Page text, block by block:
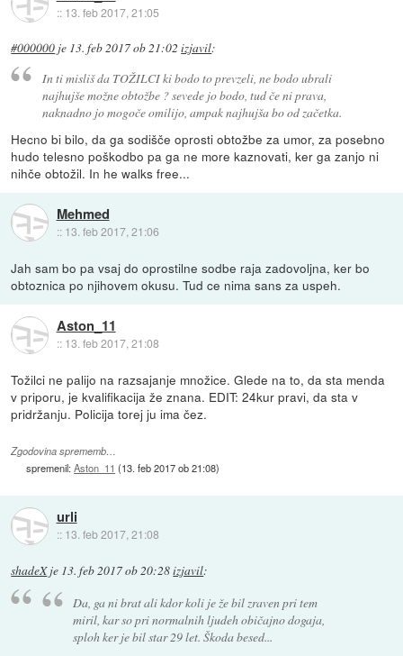
:: 13. feb 2017, 21:05
#000000 je 13. feb 2017 ob 21:02 izjavil:
In ti misliš da TOŽILCI ki bodo to prevzeli, ne bodo ubrali
najhujše možne obtožbe ? sevede jo bodo, tud če ni prava,
naknadno jo mogoče omilijo, ampak najhujša bo od začetka.
Hecno bi bilo, da ga sodišče oprosti obtožbe za umor, za posebno
hudo telesno poškodbo pa ga ne more kaznovati, ker ga zanjo ni
nihče obtožil. In he walks free...
Mehmed
:: 13. feb 2017, 21:06
Jah sam bo pa vsaj do oprostilne sodbe raja zadovoljna, ker bo
obtoznica po njihovem okusu. Tud ce nima sans za uspeh.
Aston_11
:: 13. feb 2017, 21:08
Tožilci ne palijo na razsajanje množice. Glede na to, da sta menda
v priporu, je kvalifikacija že znana. EDIT: 24kur pravi, da sta v
pridržanju. Policija torej ju ima čez.
Zgodovina sprememb…
spremenil:Aston_11 (13. feb 2017 ob 21:08)
urli
:: 13. feb 2017, 21:08
shadeXje 13. feb 2017 ob 20:28izjavil:
Da, ga ni brat ali kdor koli je že bil zraven pri tem
miril, kar so pri normalnih ljudeh običajno dogaja,
sploh ker je bil star 29 let. Škoda besed...